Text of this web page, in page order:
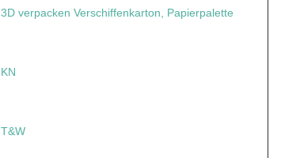
3D verpacken Verschiffenkarton, Papierpalette
KN
T&W